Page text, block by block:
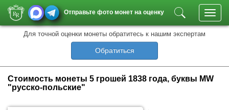
Отправьте фото монет на оценку
Для точной оценки монеты обратитесь к нашим экспертам
Обратиться
Стоимость монеты 5 грошей 1838 года, буквы MW
"русско-польские"